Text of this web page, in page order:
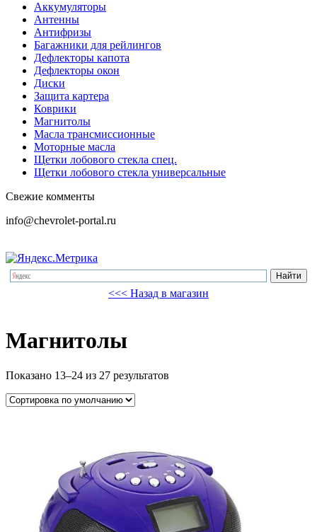
Аккумуляторы
Антенны
Антифризы
Багажники для рейлингов
Дефлекторы капота
Дефлекторы окон
Диски
Защита картера
Коврики
Магнитолы
Масла трансмиссионные
Моторные масла
Щетки лобового стекла спец.
Щетки лобового стекла универсальные
Свежие комменты
info@chevrolet-portal.ru
<<< Назад в магазин
Магнитолы
Показано 13–24 из 27 результатов